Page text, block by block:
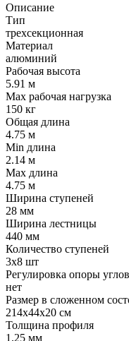
Описание
Тип
трехсекционная
Материал
алюминий
Рабочая высота
5.91 м
Max рабочая нагрузка
150 кг
Общая длина
4.75 м
Min длина
2.14 м
Max длина
4.75 м
Ширина ступеней
28 мм
Ширина лестницы
440 мм
Количество ступеней
3х8 шт
Регулировка опоры
нет
Размер в сложенном
214х44х20 см
Толщина профиля
1.25 мм